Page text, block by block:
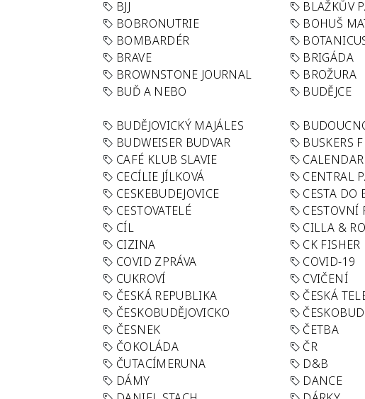
BJJ
BLAŽKŮV
BOBRONUTRIE
BOHUŠ
BOMBARDÉR
BRAVE
BRIGÁDA
BROWNSTONE JOURNAL
BROŽURA
BUĎ A NEBO
BUDĚJCE
BUDĚJOVICKÝ MAJÁLES
BUDWEISER BUDVAR
BUSKERS
CAFÉ KLUB SLAVIE
CALENDAR
CECÍLIE JÍLKOVÁ
CENTRAL
CESKEBUDEJOVICE
CESTA DO
CESTOVATELÉ
CESTOVNÍ
CÍL
CILLA &
CIZINA
CK FISHER
COVID ZPRÁVA
COVID-19
CUKROVÍ
CVIČENÍ
ČESKÁ REPUBLIKA
ČESKÁ
ČESKOBUDĚJOVICKO
ČESNEK
ČETBA
ČOKOLÁDA
ČR
ČUTACÍMERUNA
D&B
DÁMY
DANCE